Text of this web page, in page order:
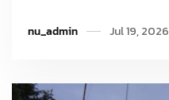
nu_admin Jul 19, 2026